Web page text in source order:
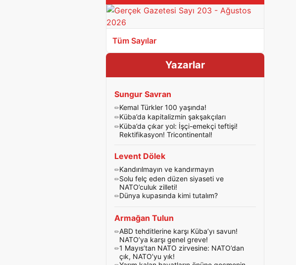
Tüm Sayılar
Yazarlar
Sungur Savran
Kemal Türkler 100 yaşında!
Küba’da kapitalizmin şakşakçıları
Küba’da çıkar yol: İşçi-emekçi teftişi!
Rektifikasyon! Tricontinental!
Levent Dölek
Kandırılmayın ve kandırmayın
Solu felç eden düzen siyaseti ve
NATO’culuk zilleti!
Dünya kupasında kimi tutalım?
Armağan Tulun
ABD tehditlerine karşı Küba’yı savun!
NATO’ya karşı genel greve!
1 Mayıs’tan NATO zirvesine: NATO’dan
çık, NATO’yu yık!